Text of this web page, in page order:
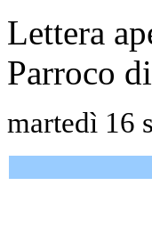
Lettera
Parroco
martedì 16